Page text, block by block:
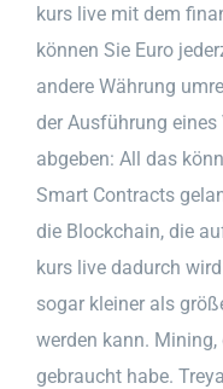
kurs live mit dem
können Sie Euro
andere Währung
der Ausführung
abgeben: All das
Smart Contracts
die Blockchain, die
kurs live dadurch
sogar kleiner als
werden kann.
gebraucht habe.